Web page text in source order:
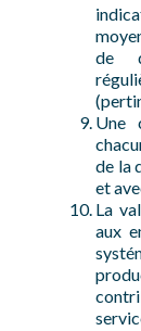
de
Une
de la
et
La
aux